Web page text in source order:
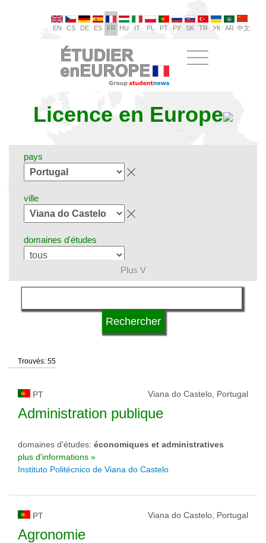
EN CS DE ES FR HU IT PL PT РУ SK TR УК AR 中文
Licence en Europe
pays
ville
domaines d'études
langue
type d'université
statut d'université
Plus V
Trouvés: 55
PT Viana do Castelo, Portugal
Administration publique
domaines d'études: économiques et administratives
plus d'informations »
Instituto Politécnico de Viana do Castelo
PT Viana do Castelo, Portugal
Agronomie